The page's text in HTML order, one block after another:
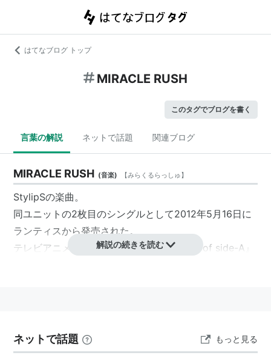
はてなブログ トップ
MIRACLE RUSH
このタグでブログを書く
言葉の解説 ネットで話題 関連ブログ
MIRACLE RUSH (音楽) 【みらくるらっしゅ】
StylipSの楽曲。
同ユニットの2枚目のシングルとして2012年5月16日に
ランティスから発売された。
テレビアニメ『咲-Saki- 阿知賀編 episode of side-A』
StylipS,こだまさおり,
解説の続きを読む
ネットで話題 もっと見る